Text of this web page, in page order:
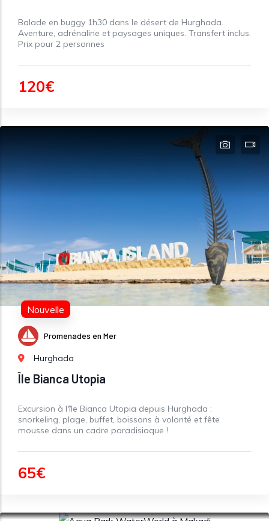
Balade en buggy 1h30 dans le désert de Hurghada.
Aventure, adrénaline et paysages uniques. Transfert inclus.
Prix pour 2 personnes
120€
Nouvelle
Promenades en Mer
Hurghada
Île Bianca Utopia
Excursion à l'île Bianca Utopia depuis Hurghada :
snorkeling, plage, buffet, boissons à volonté et fête
mousse dans un cadre paradisiaque !
65€